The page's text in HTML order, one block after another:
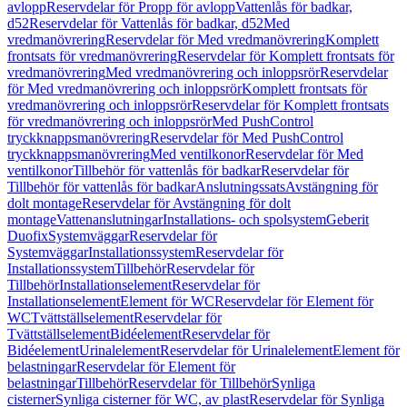
avloppReservdelar för Propp för avloppVattenlås för badkar,
d52Reservdelar för Vattenlås för badkar, d52Med
vredmanövreringReservdelar för Med vredmanövreringKomplett
frontsats för vredmanövreringReservdelar för Komplett frontsats för
vredmanövreringMed vredmanövrering och inloppsrörReservdelar
för Med vredmanövrering och inloppsrörKomplett frontsats för
vredmanövrering och inloppsrörReservdelar för Komplett frontsats
för vredmanövrering och inloppsrörMed PushControl
tryckknappsmanövreringReservdelar för Med PushControl
tryckknappsmanövreringMed ventilkonorReservdelar för Med
ventilkonorTillbehör för vattenlås för badkarReservdelar för
Tillbehör för vattenlås för badkarAnslutningssatsAvstängning för
dolt montageReservdelar för Avstängning för dolt
montageVattenanslutningarInstallations- och spolsystemGeberit
DuofixSystemväggarReservdelar för
SystemväggarInstallationssystemReservdelar för
InstallationssystemTillbehörReservdelar för
TillbehörInstallationselementReservdelar för
InstallationselementElement för WCReservdelar för Element för
WCTvättställselementReservdelar för
TvättställselementBidéelementReservdelar för
BidéelementUrinalelementReservdelar för UrinalelementElement för
belastningarReservdelar för Element för
belastningarTillbehörReservdelar för TillbehörSynliga
cisternerSynliga cisterner för WC, av plastReservdelar för Synliga